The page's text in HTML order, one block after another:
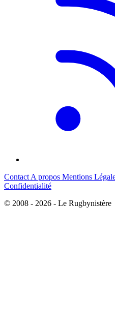
Contact A propos Mentions
Confidentialité
© 2008 - 2026 - Le Rugbynistère